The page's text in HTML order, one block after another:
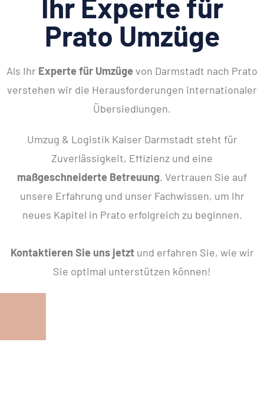
Ihr Experte für
Prato Umzüge
Als Ihr Experte für Umzüge von Darmstadt nach Prato
verstehen wir die Herausforderungen internationaler
Übersiedlungen.
Umzug & Logistik Kaiser Darmstadt steht für
Zuverlässigkeit, Effizienz und eine
maßgeschneiderte Betreuung. Vertrauen Sie auf
unsere Erfahrung und unser Fachwissen, um Ihr
neues Kapitel in Prato erfolgreich zu beginnen.
Kontaktieren Sie uns jetztund erfahren Sie, wie wir
Sie optimal unterstützen können!